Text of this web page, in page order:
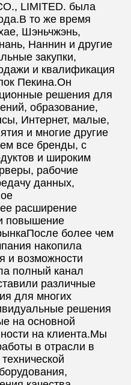
LIMITED. была
то же время
Шэньчжэнь,
Наннин и другие
закупки,
и квалификация
Пекина.Он
решения для
образование,
Интернет, малые,
и многие другие
все бренды, с
и широким
рабочие
данных,
расширение
повышение
более чем
накопила
и возможности
полный канал
различные
для многих
решения
на основной
на клиента.Мы
в отрасли в